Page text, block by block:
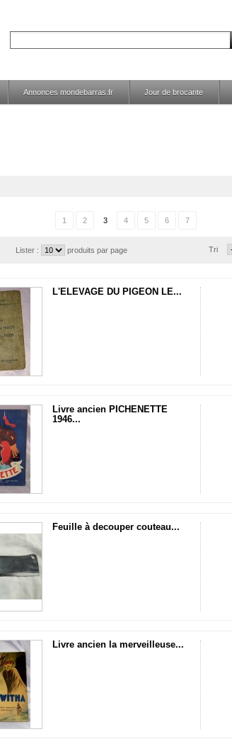
Annonces mondebarras.fr Jour de brocante
1 2 3 4 5 6 7
Tri
Lister : produits par page
L'ELEVAGE DU PIGEON LE...
Livre ancien PICHENETTE
1946...
Feuille à decouper couteau...
Livre ancien la merveilleuse...